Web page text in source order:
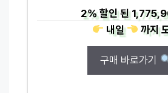
2%할인 된
내일
까지
구매 바로가기